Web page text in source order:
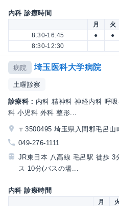
内科 診療時間
月 火
8:30-16:45
● ●
8:30-12:30
病院 埼玉医科大学病院
土曜診察
診療科： 内科 精神科 神経内科 呼
科 小児科 外科 整形...
〒3500495 埼玉県入間郡毛呂山
049-276-1111
JR東日本 八高線 毛呂駅 徒歩
ス 10分(バスの場...
内科 診療時間
月